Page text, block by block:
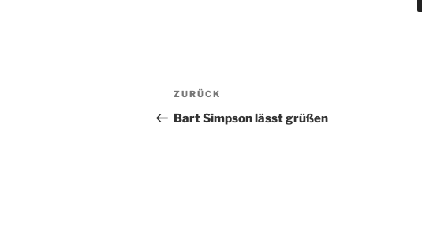
Beitragsnavigation
Vorheriger
Beitrag
ZURÜCK
Bart Simpson lässt grüßen